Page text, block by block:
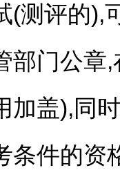
(测评的),
部门公章
加盖),同
条件的资